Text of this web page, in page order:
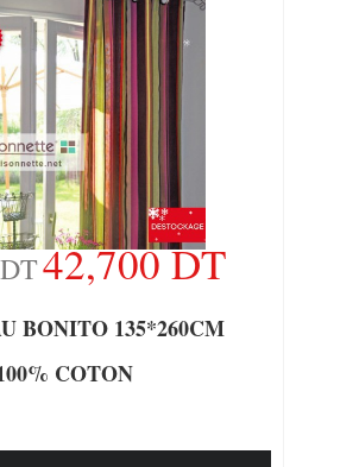
42,700 DT
BONITO 135*260CM
COTON